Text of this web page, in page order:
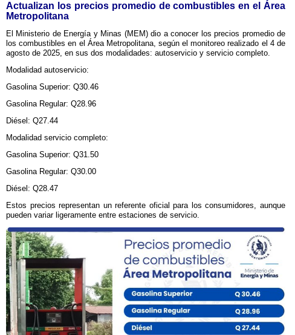
Actualizan los precios promedio de combustibles en el Área
Metropolitana
El Ministerio de Energía y Minas (MEM) dio a conocer los precios promedio de
los combustibles en el Área Metropolitana, según el monitoreo realizado el 4 de
agosto de 2025, en sus dos modalidades: autoservicio y servicio completo.
Modalidad autoservicio:
Gasolina Superior: Q30.46
Gasolina Regular: Q28.96
Diésel: Q27.44
Modalidad servicio completo:
Gasolina Superior: Q31.50
Gasolina Regular: Q30.00
Diésel: Q28.47
Estos precios representan un referente oficial para los consumidores, aunque
pueden variar ligeramente entre estaciones de servicio.